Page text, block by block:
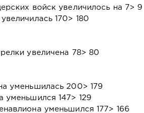
войск увеличилось на 7> 9
170> 180
увеличена 78> 80
уменьшилась 200> 179
уменьшился 147> 129
уменьшился 177> 166